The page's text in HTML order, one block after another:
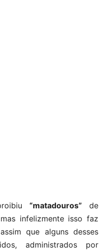
“matadouros” de
infelizmente isso faz
que alguns desses
administrados por